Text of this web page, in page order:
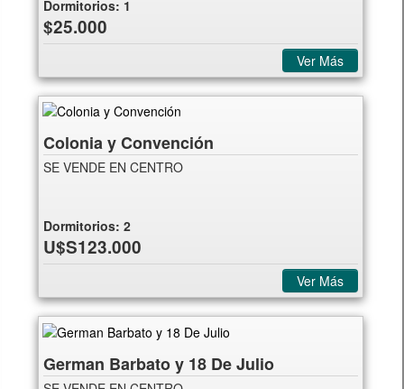
Dormitorios: 1
$25.000
Ver Más
Colonia y Convención
SE VENDE EN CENTRO
Dormitorios:2
U$S123.000
Ver Más
German Barbato y 18 De Julio